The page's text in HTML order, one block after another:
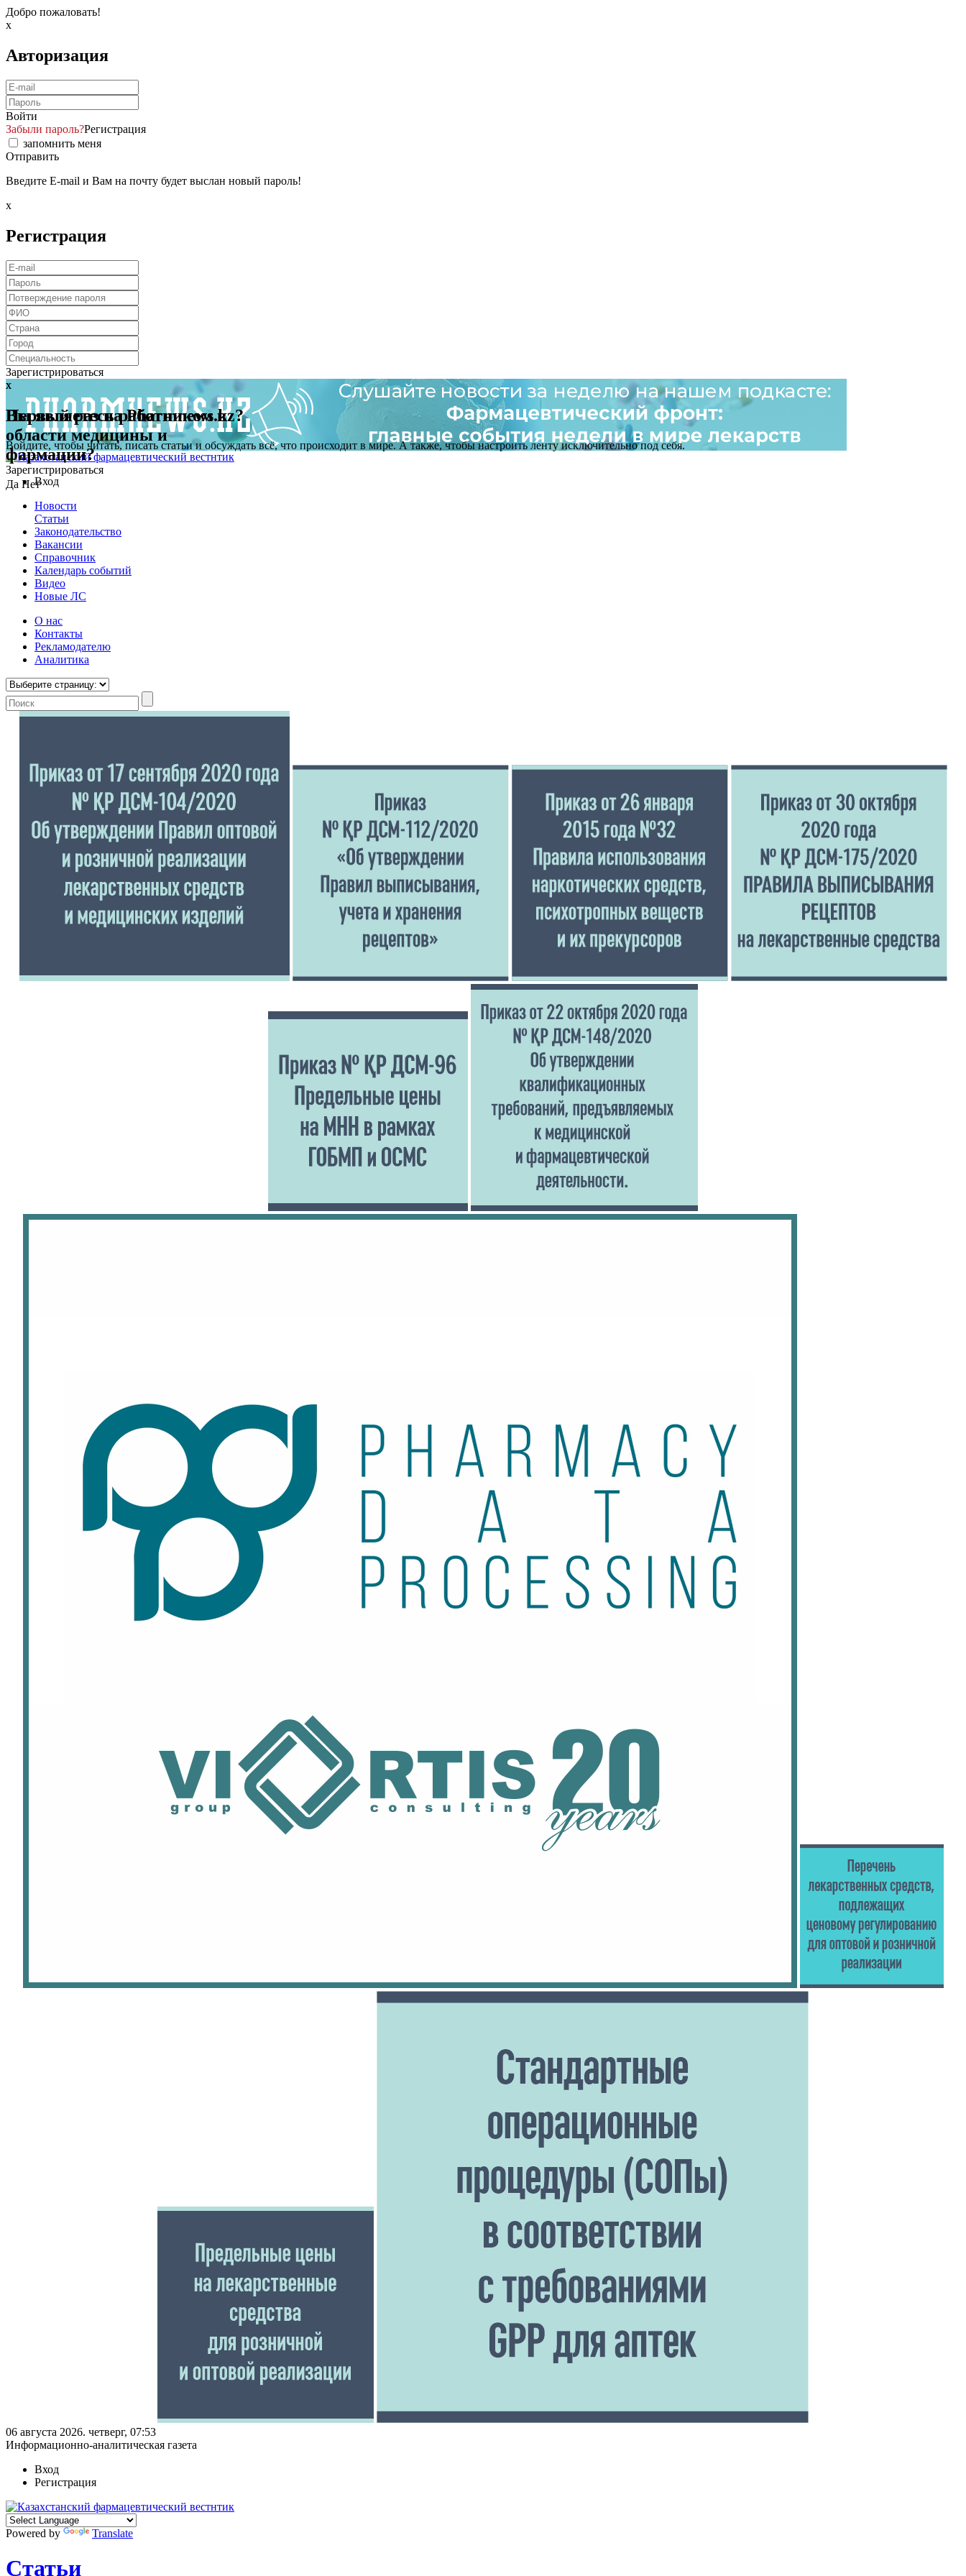
Добро пожаловать!
x
Авторизация
Войти
Забыли пароль?Регистрация
запомнить меня
Отправить
Введите E-mail и Вам на почту будет выслан новый пароль!
x
Регистрация
Зарегистрироваться
x
Первый раз на Pharmnews.kz?
Войдите, чтобы читать, писать статьи и обсуждать всё, что происходит в мире. А также, чтобы настроить ленту исключительно под себя.
Зарегистрироваться
x
Вы являетесь работником в
области медицины и
фармации?
Да НетВход
Новости
Статьи
Законодательство
Вакансии
Справочник
Календарь событий
Видео
Новые ЛС
О нас
Контакты
Рекламодателю
Аналитика
06 августа 2026. четверг, 07:53
Информационно-аналитическая газета
Вход
Регистрация
Powered by Translate
Статьи